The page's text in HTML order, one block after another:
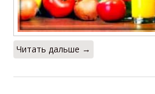
Читать дальше →